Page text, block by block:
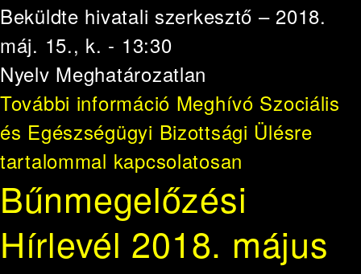
Beküldte hivatali szerkesztő – 2018.
máj. 15., k. - 13:30
Nyelv Meghatározatlan
További információ Meghívó Szociális
és Egészségügyi Bizottsági Ülésre
tartalommal kapcsolatosan
Bűnmegelőzési
Hírlevél 2018. május